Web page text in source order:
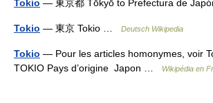
Tokio — 東京都 Tōkyō to Prefectura de
Tokio — 東京 Tokio … Deutsch Wikipedia
Tokio — Pour les articles homonymes, voir
TOKIO Pays d’origine Japon …
Wikipédia en